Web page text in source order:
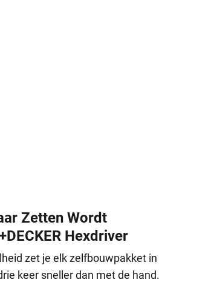
Zetten Wordt
Hexdriver
zet je elk zelfbouwpakket in
keer sneller dan met de hand.